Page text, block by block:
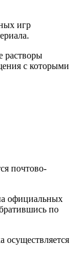
игр
растворы
с которыми
почтово-
официальных
по
осуществляется